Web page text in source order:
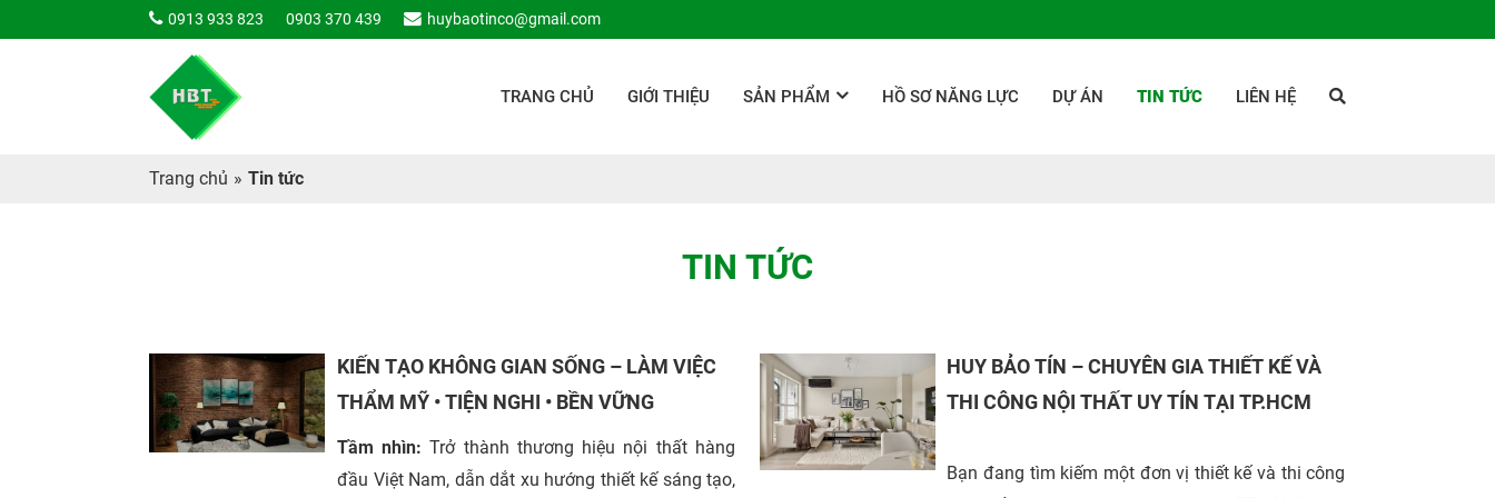
0913 933 823 0903 370 439 huybaotinco@gmail.com
TRANG CHỦ GIỚI THIỆU SẢN PHẨM HỒ SƠ NĂNG LỰC DỰ ÁN TIN TỨC LIÊN HỆ
Trang chủ » Tin tức
TIN TỨC
KIẾN TẠO KHÔNG GIAN SỐNG – LÀM VIỆC
THẨM MỸ • TIỆN NGHI • BỀN VỮNG
Tầm nhìn: Trở thành thương hiệu nội thất hàng
đầu Việt Nam, dẫn dắt xu hướng thiết kế sáng tạo,
HUY BẢO TÍN – CHUYÊN GIA THIẾT KẾ VÀ
THI CÔNG NỘI THẤT UY TÍN TẠI TP.HCM
Bạn đang tìm kiếm một đơn vị thiết kế và thi công